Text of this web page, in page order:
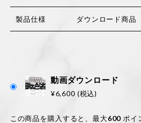
製品仕様 ダウンロード商品
動画ダウンロード
¥6,600 (税込)
この商品を購入すると、最大600 ポイ